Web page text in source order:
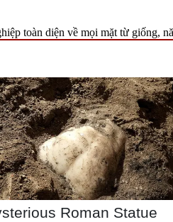
toàn diện về mọi mặt từ giống,